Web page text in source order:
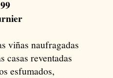
viñas naufragadas
casas reventadas
esfumados,